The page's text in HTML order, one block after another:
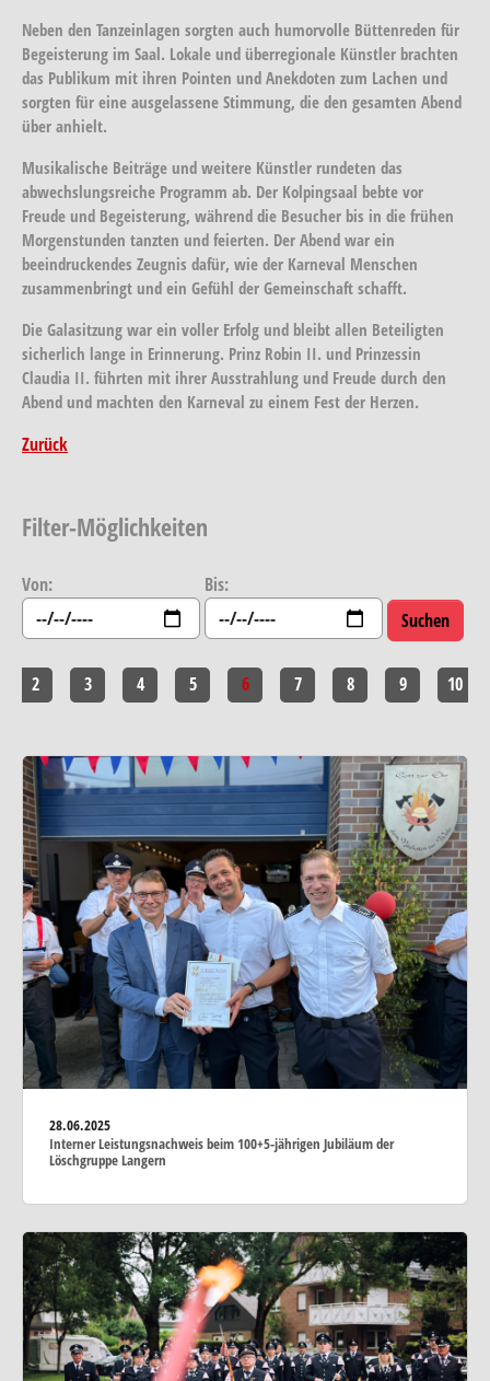
Neben den Tanzeinlagen sorgten auch humorvolle Büttenreden für
Begeisterung im Saal. Lokale und überregionale Künstler brachten
das Publikum mit ihren Pointen und Anekdoten zum Lachen und
sorgten für eine ausgelassene Stimmung, die den gesamten Abend
über anhielt.
Musikalische Beiträge und weitere Künstler rundeten das
abwechslungsreiche Programm ab. Der Kolpingsaal bebte vor
Freude und Begeisterung, während die Besucher bis in die frühen
Morgenstunden tanzten und feierten. Der Abend war ein
beeindruckendes Zeugnis dafür, wie der Karneval Menschen
zusammenbringt und ein Gefühl der Gemeinschaft schafft.
Die Galasitzung war ein voller Erfolg und bleibt allen Beteiligten
sicherlich lange in Erinnerung. Prinz Robin II. und Prinzessin
Claudia II. führten mit ihrer Ausstrahlung und Freude durch den
Abend und machten den Karneval zu einem Fest der Herzen.
Zurück
Filter-Möglichkeiten
Von: Bis:
2 3 4 5 6 7 8 9 10
28.06.2025
Interner Leistungsnachweis beim 100+5-jährigen Jubiläum der
Löschgruppe Langern